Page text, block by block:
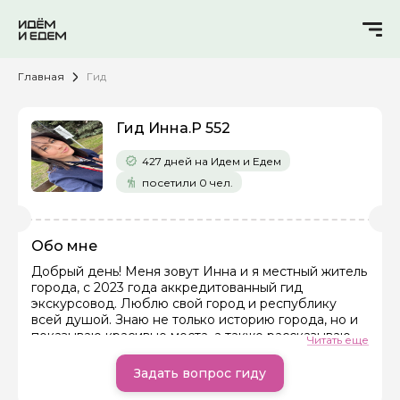
Главная Гид
Гид Инна.Р 552
427 дней на Идем и Едем
посетили 0 чел.
Обо мне
Добрый день! Меня зовут Инна и я местный житель
города, с 2023 года аккредитованный гид
экскурсовод. Люблю свой город и республику
всей душой. Знаю не только историю города, но и
показываю красивые места, а также рассказываю
интересные факты о городе и народе. После моих
экскурсий путешественники влюбляются в наш
город (часто слышу это в отзывах).
Читать еще
Задать вопрос гиду
Задайте свой вопрос гиду
Как вас зовут
Ваша электронная почта